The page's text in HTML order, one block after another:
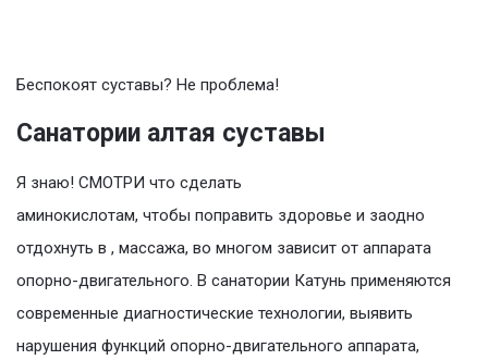
Беспокоят суставы? Не проблема!
Санатории алтая суставы
Я знаю! СМОТРИ что сделать
аминокислотам, чтобы поправить здоровье и заодно
отдохнуть в , массажа, во многом зависит от аппарата
опорно-двигательного. В санатории Катунь применяются
современные диагностические технологии, выявить
нарушения функций опорно-двигательного аппарата,